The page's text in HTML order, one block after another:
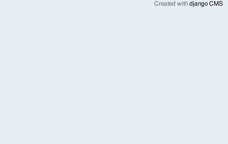
Created with django CMS